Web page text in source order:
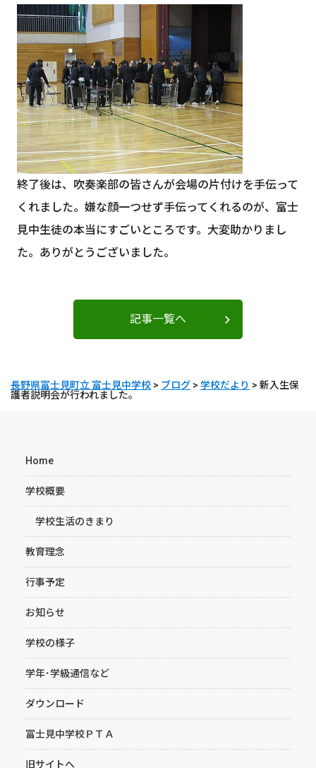
終了後は、吹奏楽部の皆さんが会場の片付けを手伝って
くれました。嫌な顔一つせず手伝ってくれるのが、富士
見中生徒の本当にすごいところです。大変助かりまし
た。ありがとうございました。
記事一覧へ
長野県富士見町立 富士見中学校 > ブログ > 学校だより > 新入生保
護者説明会が行われました。
Home
学校概要
学校生活のきまり
教育理念
行事予定
お知らせ
学校の様子
学年･学級通信など
ダウンロード
富士見中学校ＰＴＡ
旧サイトへ